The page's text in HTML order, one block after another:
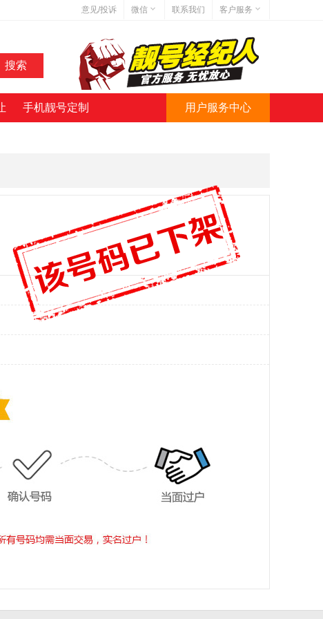
意见/投诉 微信
微信号:jihaoba999
联系我们
客户服务
网站地图
网站简介
手机靓号定制 用户服务中心